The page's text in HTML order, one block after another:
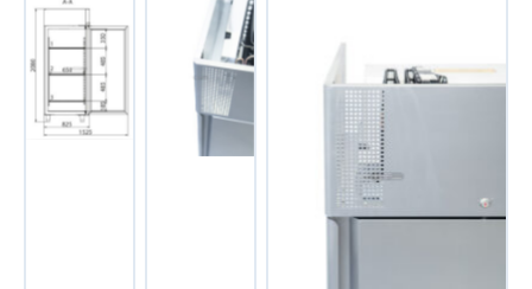
Žádný
titulek
Žádný
titulek
Žádný titulek